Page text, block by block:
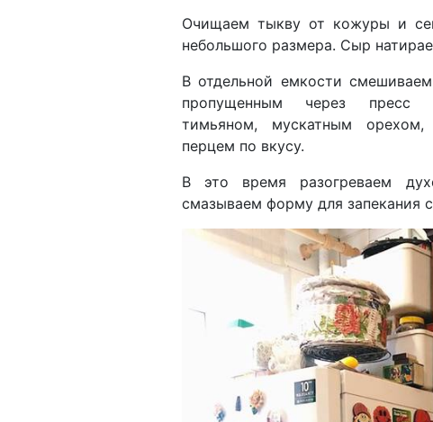
Очищаем тыкву от кожуры и
небольшого размера. Сыр
В отдельной емкости
пропущенным через пресс
тимьяном, мускатным
перцем по вкусу.
В это время разогреваем
смазываем форму для запекания